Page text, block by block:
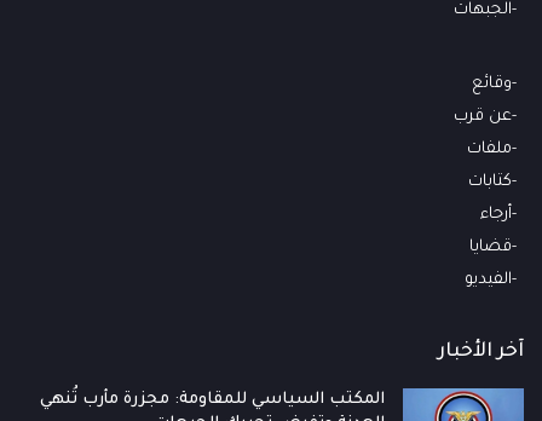
الجبهات
وقائع
عن قرب
ملفات
كتابات
أرجاء
قضايا
الفيديو
آخر الأخبار
المكتب السياسي للمقاومة: مجزرة مأرب تُنهي